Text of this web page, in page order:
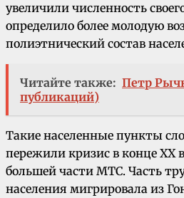
увеличили численность
определило более молодую
полиэтнический состав
Читайте также: Петр
публикаций)
Такие населенные пункты
пережили кризис в конце XX
большей части МТС. Часть
населения мигрировала из